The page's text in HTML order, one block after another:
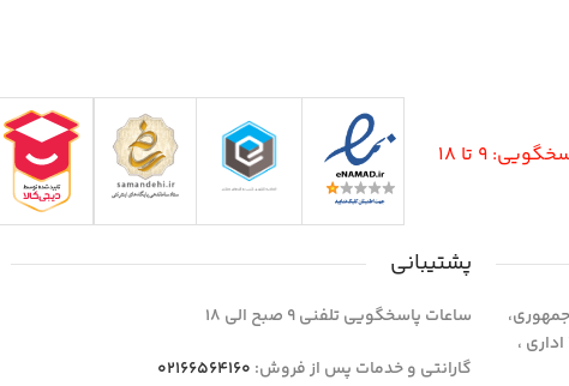
9 تا 18
جمهوری،
نبش کوچه کاووسی، پلاک 1393 واحد 4 اداری ،
پشتیبانی
ساعات پاسخگویی تلفنی 9 صبح الی 18
گارانتی و خدمات پس از فروش: 02166564160